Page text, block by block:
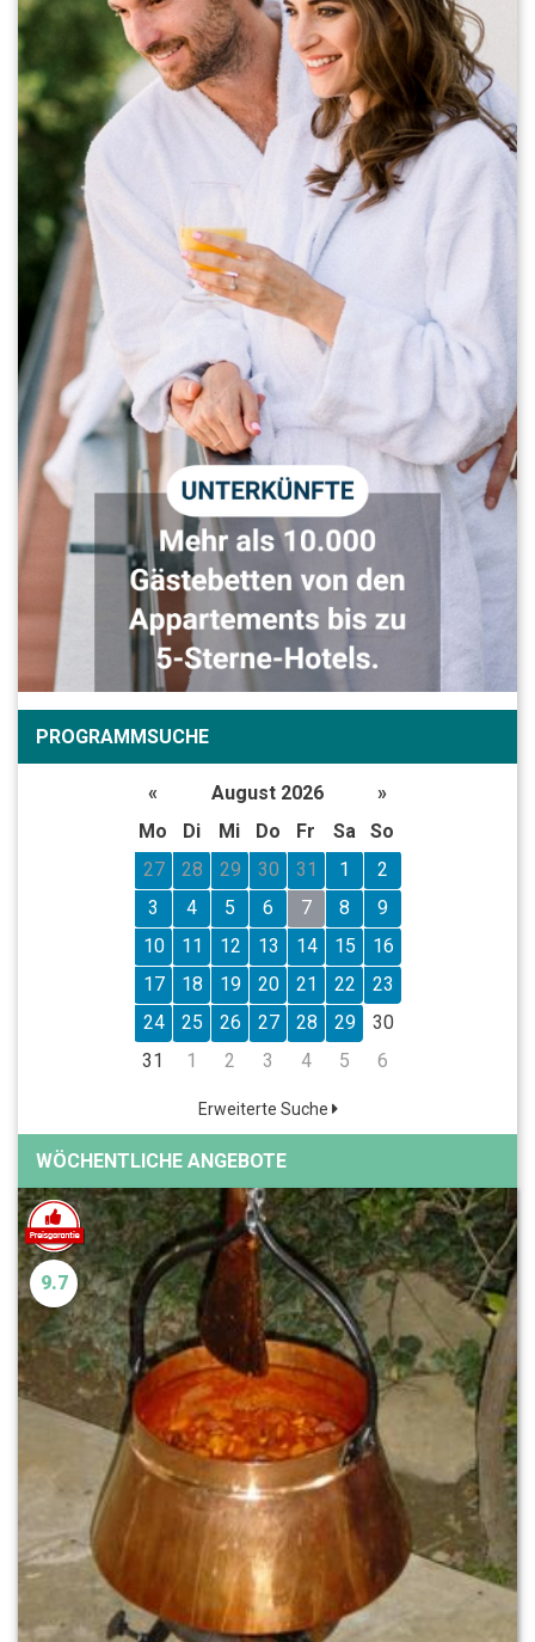
PROGRAMMSUCHE
« August 2026
»
Mo
Di Mi Do Fr Sa
So
27
28 29 30 31 1
2
3
4 5 6 7 8
9
10
11 12 13 14 15
16
17
18 19 20 21 22
23
24
25 26 27 28 29
30
31
1 2 3 4 5 6
Erweiterte Suche
WÖCHENTLICHE ANGEBOTE
9.7